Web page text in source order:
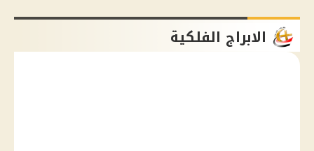
الابراج الفلكية